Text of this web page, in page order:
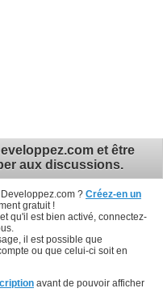
et être
aux discussions.
? Créez-en un
gratuit !
qu'il est bien activé, connectez-
il est possible que
ou que celui-ci soit en
avant de pouvoir afficher